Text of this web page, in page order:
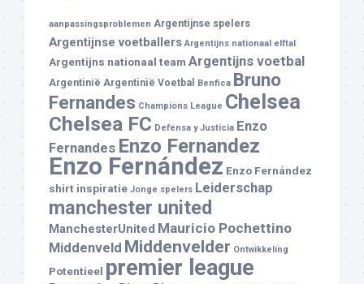
aanpassingsproblemen Argentijnse spelers
Argentijnse voetballers Argentijns nationaal elftal
Argentijns nationaal team Argentijns voetbal
Argentinië Argentinië Voetbal Benfica Bruno
Fernandes Champions League Chelsea
Chelsea FC Defensa y Justicia Enzo
Fernandes Enzo Fernandez
Enzo Fernández Enzo Fernández
shirt inspiratie Jonge spelers Leiderschap
manchester united
ManchesterUnited Mauricio Pochettino
Middenveld Middenvelder Ontwikkeling
Potentieel premier league